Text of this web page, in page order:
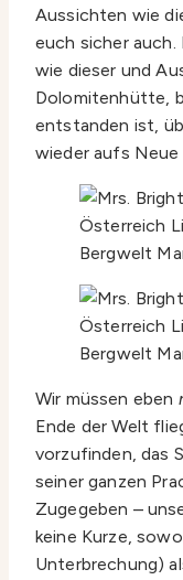
Aussichten wie
euch sicher
wie dieser und
Dolomitenhütte,
entstanden ist,
wieder aufs Neue
Wir müssen eben
Ende der Welt
vorzufinden, das
seiner ganzen
Zugegeben –
keine Kurze,
Unterbrechung)